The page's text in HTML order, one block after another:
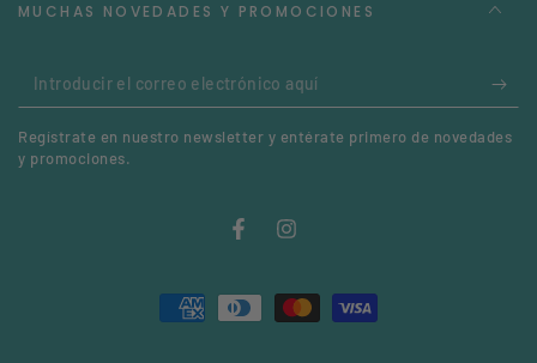
MUCHAS NOVEDADES Y PROMOCIONES
Introducir
el
correo
Regístrate en nuestro newsletter y entérate primero de novedades
y promociones.
FacebookInstagram